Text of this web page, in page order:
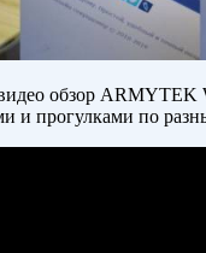
обзор ARMYTEK
и прогулками по